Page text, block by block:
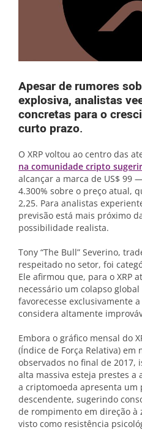
Apesar de rumores
explosiva, analistas
concretas para o
curto prazo.
O XRP voltou ao centro das
na comunidade cripto
alcançar a marca de US$ 99
4.300% sobre o preço atual,
2,25. Para analistas
previsão está mais próximo
possibilidade realista.
Tony “The Bull” Severino,
respeitado no setor, foi
Ele afirmou que, para o XRP
necessário um colapso
favorecesse exclusivamente
considera altamente
Embora o gráfico mensal do
(Índice de Força Relativa) em
observados no final de 2017,
alta massiva esteja prestes a
a criptomoeda apresenta
descendente, sugerindo
de rompimento em direção à
visto como resistência